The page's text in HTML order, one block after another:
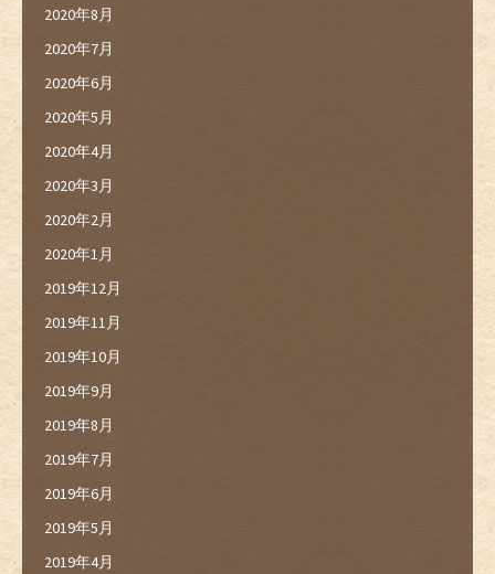
2020年8月
2020年7月
2020年6月
2020年5月
2020年4月
2020年3月
2020年2月
2020年1月
2019年12月
2019年11月
2019年10月
2019年9月
2019年8月
2019年7月
2019年6月
2019年5月
2019年4月